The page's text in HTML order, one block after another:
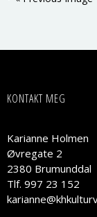
KONTAKT MEG
Karianne Holmen
Øvregate 2
2380 Brumunddal
Tlf. 997 23 152